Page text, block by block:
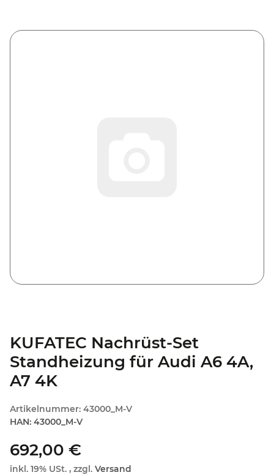
KUFATEC Nachrüst-Set
Standheizung für Audi A6 4A,
A7 4K
Artikelnummer: 43000_M-V
HAN: 43000_M-V
692,00 €
inkl. 19% USt. , zzgl. Versand